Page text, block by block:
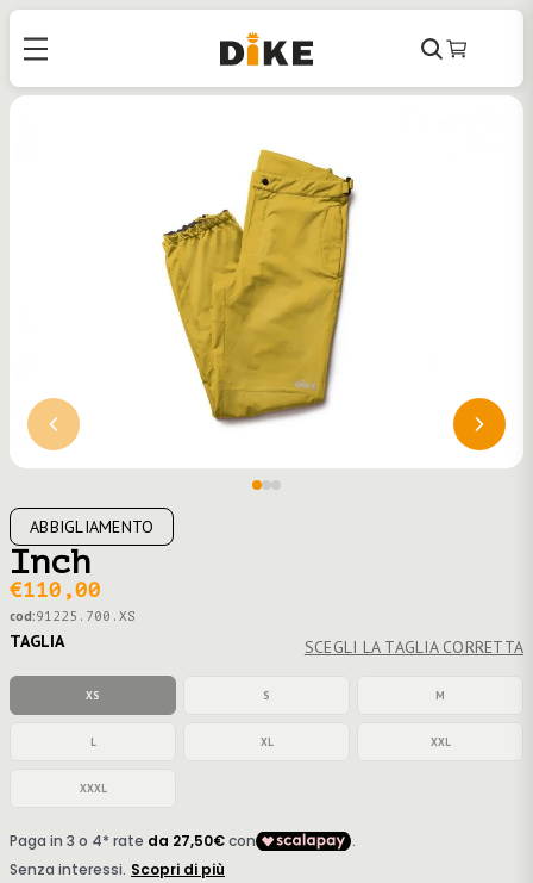
Cerca
Carrello
ABBIGLIAMENTO
Inch
€110,00
cod:91225.700.XS
TAGLIA SCEGLI LA TAGLIA CORRETTA
XS S M
L XL XXL
XXXL